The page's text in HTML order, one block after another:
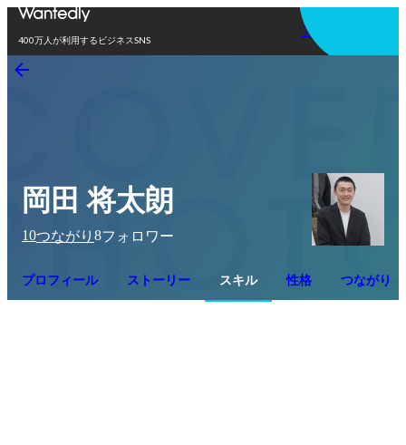
400万人が利用するビジネスSNS
アプリを使う
岡田 将太朗
10つながり 8フォロワー
プロフィール ストーリー スキル 性格 つながり